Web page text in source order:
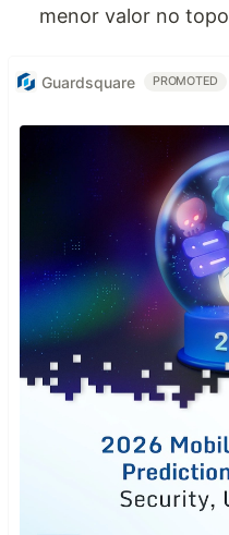
menor valor no topo
Guardsquare PROMOTED